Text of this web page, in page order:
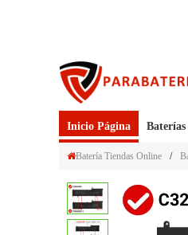
Inicio Página
Batería Tiendas Online /